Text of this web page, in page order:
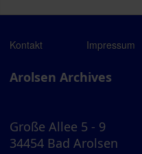
Kontakt Impressum
Arolsen Archives
Große Allee 5 - 9
34454 Bad Arolsen